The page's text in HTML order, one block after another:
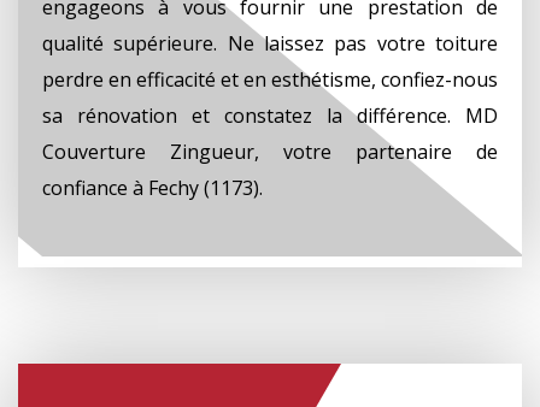
engageons à vous fournir une prestation de
qualité supérieure. Ne laissez pas votre toiture
perdre en efficacité et en esthétisme, confiez-nous
sa rénovation et constatez la différence. MD
Couverture Zingueur, votre partenaire de
confiance à Fechy (1173).